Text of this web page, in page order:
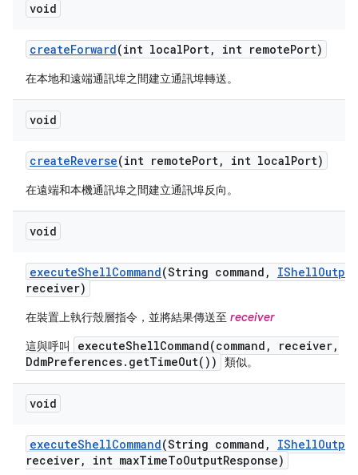
void
createForward(int localPort, int remotePort)
在本地和遠端通訊埠之間建立通訊埠轉送。
void
createReverse(int remotePort, int localPort)
在遠端和本機通訊埠之間建立通訊埠反向。
void
executeShellCommand(String command , IShellOutput
receiver)
在裝置上執行殼層指令，並將結果傳送至 receiver
這與呼叫
executeShellCommand(command, receiver,
DdmPreferences.getTimeOut())
類似。
void
executeShellCommand(String command , IShellOutput
receiver, int maxTimeToOutputResponse)